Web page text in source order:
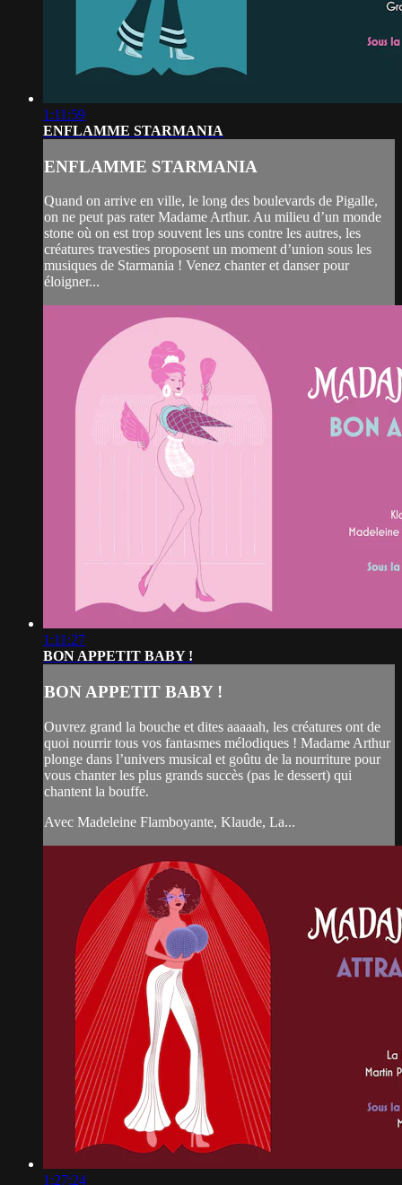
1:11:59
ENFLAMME STARMANIA
ENFLAMME STARMANIA
Quand on arrive en ville, le long des boulevards de Pigalle,
on ne peut pas rater Madame Arthur. Au milieu d’un monde
stone où on est trop souvent les uns contre les autres, les
créatures travesties proposent un moment d’union sous les
musiques de Starmania ! Venez chanter et danser pour
éloigner...
1:11:27
BON APPETIT BABY !
BON APPETIT BABY !
Ouvrez grand la bouche et dites aaaaah, les créatures ont de
quoi nourrir tous vos fantasmes mélodiques ! Madame Arthur
plonge dans l’univers musical et goûtu de la nourriture pour
vous chanter les plus grands succès (pas le dessert) qui
chantent la bouffe.
Avec Madeleine Flamboyante, Klaude, La...
1:27:24